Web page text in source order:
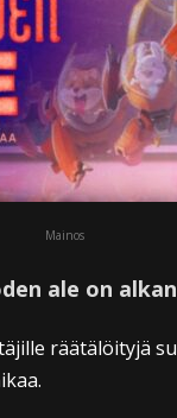
Mainos
ale on
räätälöityjä